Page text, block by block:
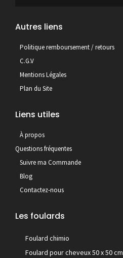
Autres liens
Politique remboursement / retours
C.G.V
Mentions Légales
Plan du Site
Liens utiles
À propos
Questions fréquentes
Suivre ma Commande
Blog
Contactez-nous
Les foulards
Foulard chimio
Foulard pour cheveux 50 x 50 cm